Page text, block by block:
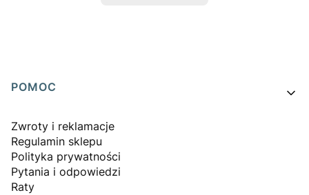
Linki w stopce
POMOC
Zwroty i reklamacje
Regulamin sklepu
Polityka prywatności
Pytania i odpowiedzi
Raty